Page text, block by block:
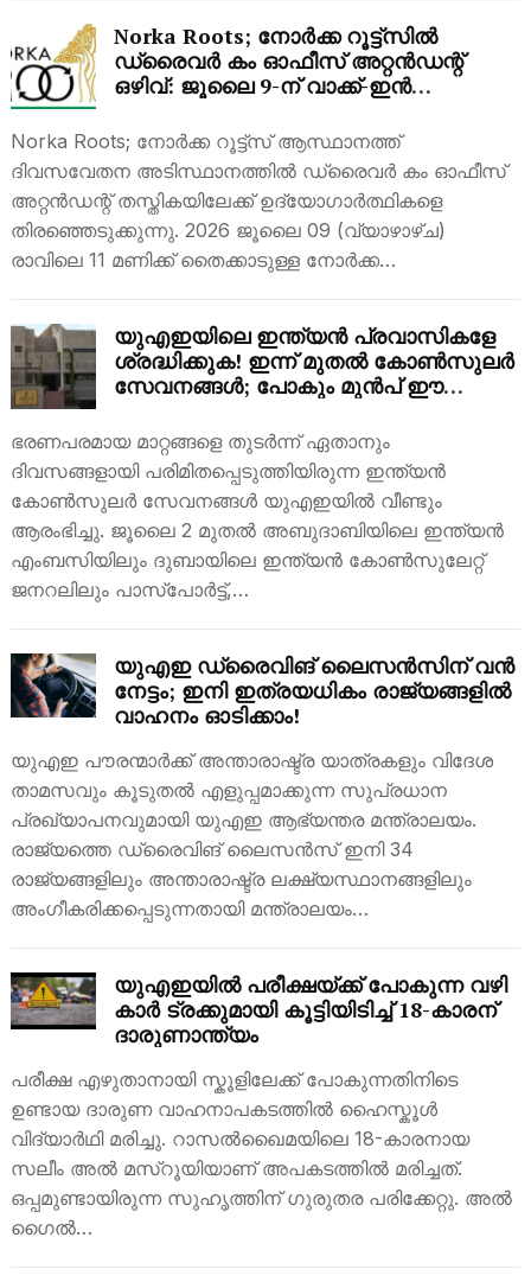
Norka Roots; നോർക്ക റൂട്ട്സിൽ
ഡ്രൈവർ കം ഓഫീസ് അറ്റൻഡന്റ്
ഒഴിവ്: ജൂലൈ 9-ന് വാക്ക്-ഇൻ
Norka Roots; നോർക്ക റൂട്ട്സ് ആസ്ഥാനത്ത്
ദിവസവേതന അടിസ്ഥാനത്തിൽ ഡ്രൈവർ കം ഓഫീസ്
അറ്റൻഡന്റ് തസ്തികയിലേക്ക് ഉദ്യോഗാർത്ഥികളെ
തിരഞ്ഞെടുക്കുന്നു. 2026 ജൂലൈ 09 (വ്യാഴാഴ്ച)
രാവിലെ 11 മണിക്ക് തൈക്കാടുള്ള നോർക്ക…
യുഎഇയിലെ ഇന്ത്യൻ പ്രവാസികളേ
ശ്രദ്ധിക്കുക! ഇന്ന് മുതൽ കോൺസുലർ
സേവനങ്ങൾ; പോകും മുൻപ് ഈ
ഭരണപരമായ മാറ്റങ്ങളെ തുടർന്ന് ഏതാനും
ദിവസങ്ങളായി പരിമിതപ്പെടുത്തിയിരുന്ന ഇന്ത്യൻ
കോൺസുലർ സേവനങ്ങൾ യുഎഇയിൽ വീണ്ടും
ആരംഭിച്ചു. ജൂലൈ 2 മുതൽ അബുദാബിയിലെ ഇന്ത്യൻ
എംബസിയിലും ദുബായിലെ ഇന്ത്യൻ കോൺസുലേറ്റ്
ജനറലിലും പാസ്‌പോർട്ട്,…
യുഎഇ ഡ്രൈവിങ് ലൈസൻസിന് വൻ
നേട്ടം; ഇനി ഇത്രയധികം രാജ്യങ്ങളിൽ
വാഹനം ഓടിക്കാം!
യുഎഇ പൗരന്മാർക്ക് അന്താരാഷ്ട്ര യാത്രകളും വിദേശ
താമസവും കൂടുതൽ എളുപ്പമാക്കുന്ന സുപ്രധാന
പ്രഖ്യാപനവുമായി യുഎഇ ആഭ്യന്തര മന്ത്രാലയം.
രാജ്യത്തെ ഡ്രൈവിങ് ലൈസൻസ് ഇനി 34
രാജ്യങ്ങളിലും അന്താരാഷ്ട്ര ലക്ഷ്യസ്ഥാനങ്ങളിലും
അംഗീകരിക്കപ്പെടുന്നതായി മന്ത്രാലയം…
യുഎഇയിൽ പരീക്ഷയ്ക്ക് പോകുന്ന വഴി
കാർ ട്രക്കുമായി കൂട്ടിയിടിച്ച് 18-കാരന്
ദാരുണാന്ത്യം
പരീക്ഷ എഴുതാനായി സ്കൂളിലേക്ക് പോകുന്നതിനിടെ
ഉണ്ടായ ദാരുണ വാഹനാപകടത്തിൽ ഹൈസ്കൂൾ
വിദ്യാർഥി മരിച്ചു. റാസൽഖൈമയിലെ 18-കാരനായ
സലീം അൽ മസ്റൂയിയാണ് അപകടത്തിൽ മരിച്ചത്.
ഒപ്പമുണ്ടായിരുന്ന സുഹൃത്തിന് ഗുരുതര പരിക്കേറ്റു. അൽ
ഗൈൽ…